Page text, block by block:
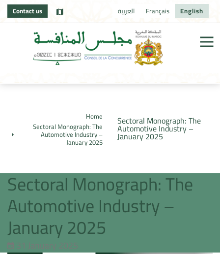
Contact us العربية Français English
Sectoral Monograph: The
Automotive Industry –
January 2025
Home
Sectoral Monograph: The
Automotive Industry –
January 2025
Sectoral Monograph: The
Automotive Industry –
January 2025
31 January 2025